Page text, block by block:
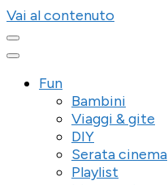
Vai al contenuto
Fun
Bambini
Viaggi & gite
DIY
Serata cinema
Playlist